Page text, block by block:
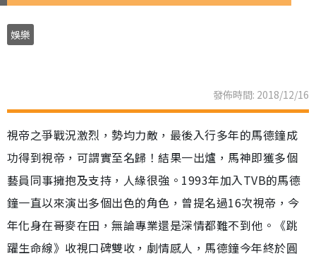
娛樂
發佈時間: 2018/12/16
視帝之爭戰況激烈，勢均力敵，最後入行多年的馬德鐘成
功得到視帝，可謂實至名歸！結果一出爐，馬神即獲多個
藝員同事擁抱及支持，人緣很強。1993年加入TVB的馬德
鐘一直以來演出多個出色的角色，曾提名過16次視帝，今
年化身在哥麥在田，無論專業還是深情都難不到他。《跳
躍生命線》收視口碑雙收，劇情感人，馬德鐘今年終於圓